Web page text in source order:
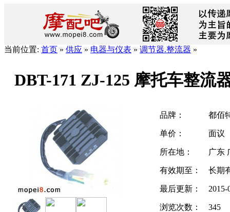
当前位置: 首页 » 供应 » 电器与仪表 » 调节器.整流器 »
DBT-171 ZJ-125 摩托车整流
品牌： 都佰
单价： 面议
所在地： 广东
有效期至： 长期
最后更新： 2015-
浏览次数： 345